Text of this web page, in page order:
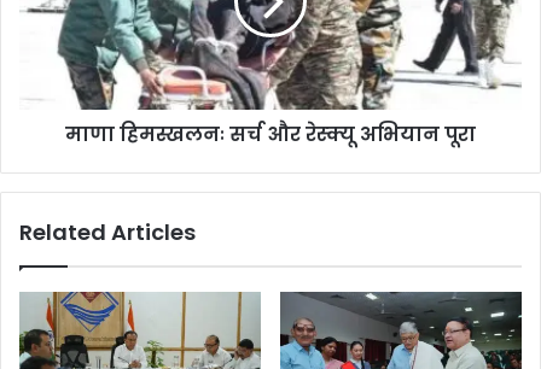
माणा हिमस्खलनः सर्च और रेस्क्यू अभियान पूरा
Related Articles